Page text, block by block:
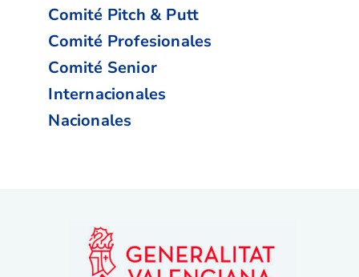
Comité Pitch & Putt
Comité Profesionales
Comité Senior
Internacionales
Nacionales